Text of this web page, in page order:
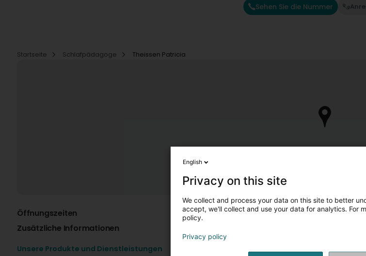
Sehen Sie die Nummer
Startseite
Schlafpädagoge Theissen Patricia
Öffnungszeiten
Zusätzliche Informationen
Unsere Produkte und Dienstleistungen
Kontaktpersonen
English
Privacy on this site
We collect and process your data on this site to better
accept, we'll collect and use your data for analytics. For
policy.
Privacy policy